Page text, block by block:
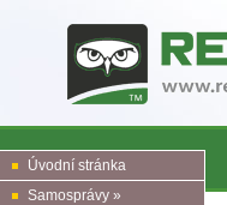
Úvodní stránka
Samosprávy »